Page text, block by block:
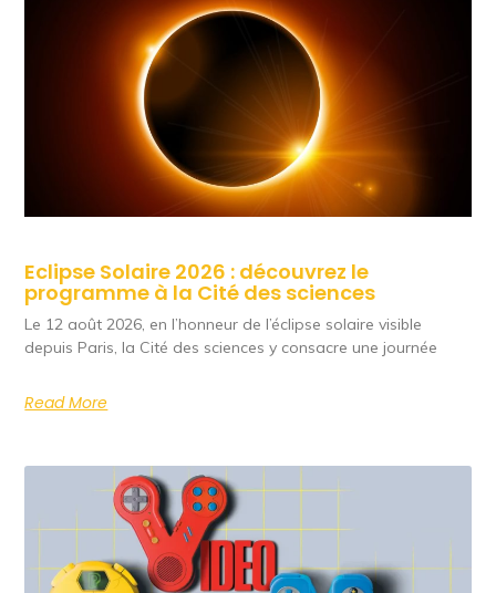
Eclipse Solaire 2026 : découvrez le
programme à la Cité des sciences
Le 12 août 2026, en l’honneur de l’éclipse solaire visible
depuis Paris, la Cité des sciences y consacre une journée
Read More